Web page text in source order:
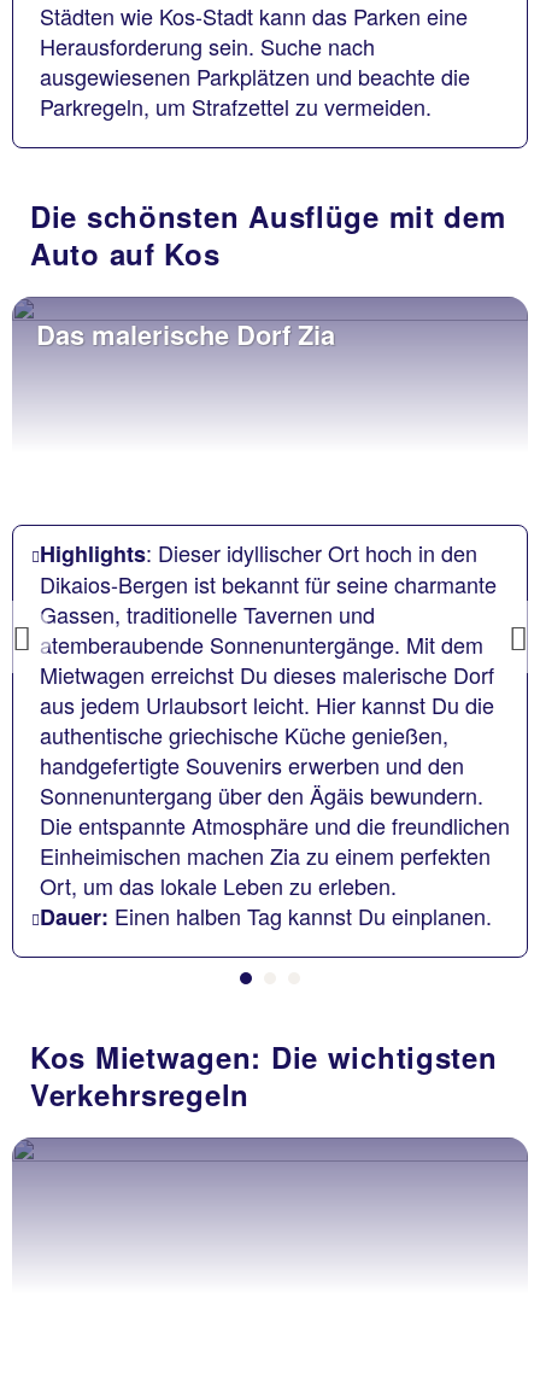
Städten wie Kos-Stadt kann das Parken eine
Herausforderung sein. Suche nach
ausgewiesenen Parkplätzen und beachte die
Parkregeln, um Strafzettel zu vermeiden.
Die schönsten Ausflüge mit dem
Auto auf Kos
Previous
Das malerische Dorf Zia
Highlights: Dieser idyllischer Ort hoch in den
Dikaios-Bergen ist bekannt für seine charmante
Gassen, traditionelle Tavernen und
atemberaubende Sonnenuntergänge. Mit dem
Mietwagen erreichst Du dieses malerische Dorf
aus jedem Urlaubsort leicht. Hier kannst Du die
authentische griechische Küche genießen,
handgefertigte Souvenirs erwerben und den
Sonnenuntergang über den Ägäis bewundern.
Die entspannte Atmosphäre und die freundlichen
Einheimischen machen Zia zu einem perfekten
Ort, um das lokale Leben zu erleben.
Dauer: Einen halben Tag kannst Du einplanen.
Kos Mietwagen: Die wichtigsten
Verkehrsregeln